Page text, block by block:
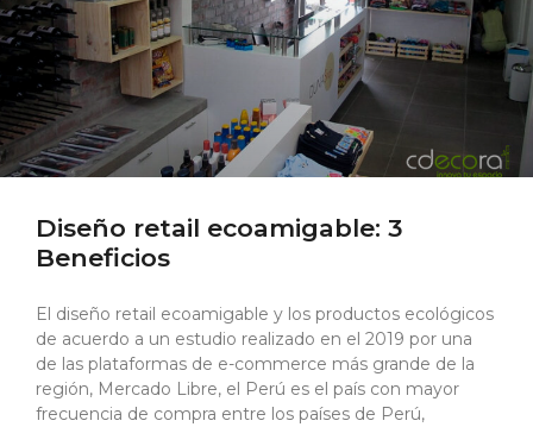
Diseño retail ecoamigable: 3
Beneficios
El diseño retail ecoamigable y los productos ecológicos
de acuerdo a un estudio realizado en el 2019 por una
de las plataformas de e-commerce más grande de la
región, Mercado Libre, el Perú es el país con mayor
frecuencia de compra entre los países de Perú,